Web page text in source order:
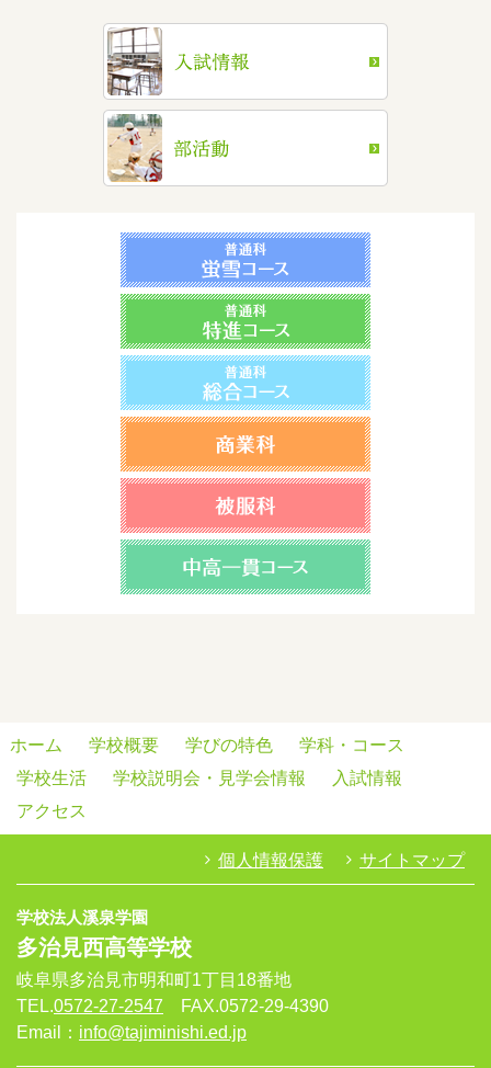
ホーム 学校概要 学びの特色
学科・コース
学校生活
学校説明会・見学会情報
入試情報
アクセス
個人情報保護 サイトマップ
学校法人溪泉学園
多治見西高等学校
岐阜県多治見市明和町1丁目18番地
TEL.0572-27-2547 FAX.0572-29-4390
Email： info@tajiminishi.ed.jp